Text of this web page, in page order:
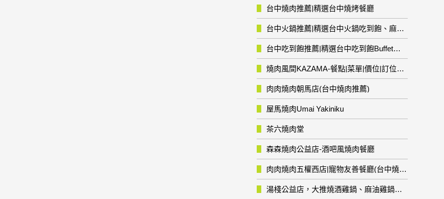
台中燒肉推薦|精選台中燒烤餐廳
台中火鍋推薦|精選台中火鍋吃到飽、麻辣鍋、鴛鴦鍋、石頭火鍋、酸菜白肉鍋、海鮮鍋、燒酒雞、麻油雞、壽喜燒等熱門人氣火鍋店!
台中吃到飽推薦|精選台中吃到飽Buffet自助餐廳
燒肉風間KAZAMA-餐點|菜單|價位|訂位資訊
肉肉燒肉朝馬店(台中燒肉推薦)
屋馬燒肉Umai Yakiniku
茶六燒肉堂
森森燒肉公益店-酒吧風燒肉餐廳
肉肉燒肉五權西店|寵物友善餐廳(台中燒肉推薦)
湯棧公益店，大推燒酒雞鍋、麻油雞鍋暖暖有夠補